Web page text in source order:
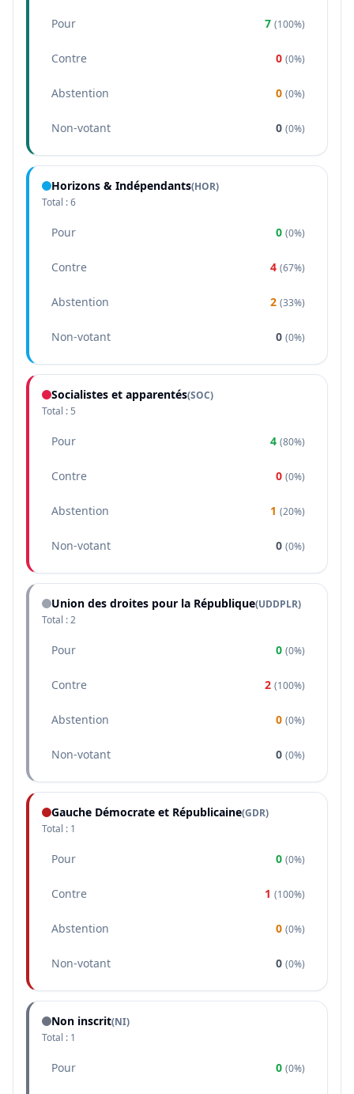
Pour 7 (100%)
Contre 0 (0%)
Abstention 0 (0%)
Non-votant 0 (0%)
Horizons & Indépendants(HOR)
Total :6
Pour 0 (0%)
Contre 4 (67%)
Abstention 2 (33%)
Non-votant 0 (0%)
Socialistes et apparentés(SOC)
Total : 5
Pour 4 (80%)
Contre 0 (0%)
Abstention 1 (20%)
Non-votant 0 (0%)
Union des droites pour la République(UDDPLR)
Total :2
Pour 0 (0%)
Contre 2 (100%)
Abstention 0 (0%)
Non-votant 0 (0%)
Gauche Démocrate et Républicaine(GDR)
Total : 1
Pour 0 (0%)
Contre 1 (100%)
Abstention 0 (0%)
Non-votant 0 (0%)
Non inscrit(NI)
Total : 1
Pour 0 (0%)